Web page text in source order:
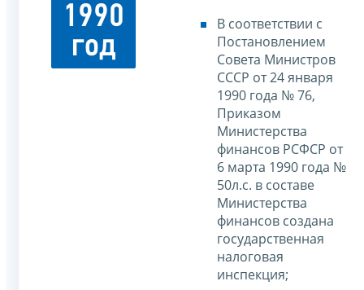
1990
год
В соответствии с
Постановлением
Совета Министров
СССР от 24 января
1990 года № 76,
Приказом
Министерства
финансов РСФСР от
6 марта 1990 года №
50л.с. в составе
Министерства
финансов создана
государственная
налоговая
инспекция;